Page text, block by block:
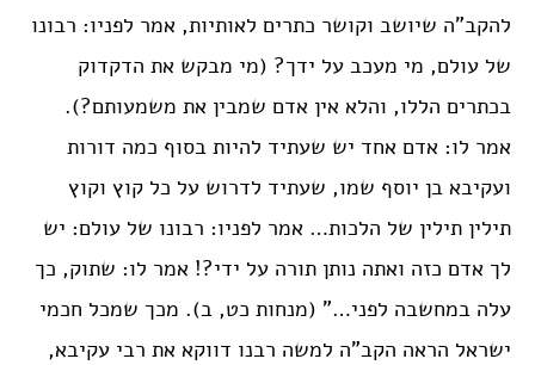
להקב”ה שיושב וקושר כתרים לאותיות, אמר לפניו: רבונו
של עולם, מי מעכב על ידך? (מי מבקש את הדקדוק
בכתרים הללו, והלא אין אדם שמבין את משמעותם?).
אמר לו: אדם אחד יש שעתיד להיות בסוף כמה דורות
ועקיבא בן יוסף שמו, שעתיד לדרוש על כל קוץ וקוץ
תילין תילין של הלכות… אמר לפניו: רבונו של עולם: יש
לך אדם כזה ואתה נותן תורה על ידי?! אמר לו: שתוק, כך
עלה במחשבה לפני…” (מנחות כט, ב). מכך שמכל חכמי
ישראל הראה הקב”ה למשה רבנו דווקא את רבי עקיבא,